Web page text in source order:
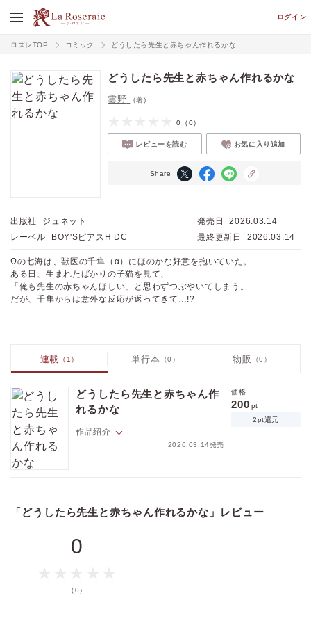
ログイン
ロズレTOP コミック どうしたら先生と赤ちゃん作れるかな
どうしたら先生と赤ちゃん作れるかな
雲野 (著)
0 （0）
レビューを読む お気に入り追加
Share
出版社
ジュネット
レーベル
BOY'SピアスH DC
発売日
2026.03.14
最終更新日
2026.03.14
Ωの七海は、獣医の千隼（α）にほのかな好意を抱いていた。
ある日、生まれたばかりの子猫を見て、
「俺も先生の赤ちゃんほしい」と思わずつぶやいてしまう。
だが、千隼からは意外な反応が返ってきて…!?
連載 （1） 単行本 （0） 物販 （0）
どうしたら先生と赤ちゃん作
れるかな
作品紹介
2026.03.14発売
価格
200 pt
2pt還元
だが、千隼からは意外な反応が返ってきて…!?
「どうしたら先生と赤ちゃん作れるかな」レビュー
0
（0）
pt還元
ポイントを消費して購入するにはログイン・会員登録が必要です
ログイン